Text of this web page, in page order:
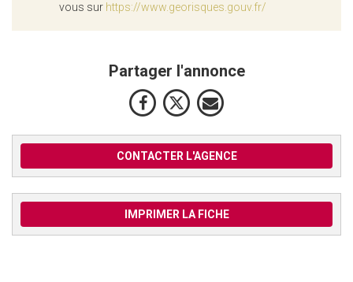
vous sur https://www.georisques.gouv.fr/
Partager l'annonce
CONTACTER L'AGENCE
IMPRIMER LA FICHE